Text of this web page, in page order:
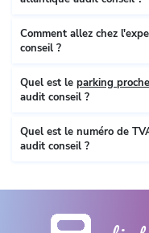
Comment allez chez
conseil ?
Quel est le parking proche
audit conseil ?
Quel est le numéro de
audit conseil ?